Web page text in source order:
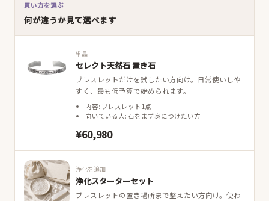
買い方を選ぶ
何が違うか見て選べます
単品
セレクト天然石 置き石
ブレスレットだけを試したい方向け。日常使いしや
すく、最も低予算で始められます。
内容: ブレスレット1点
向いている人: 石をまず身につけたい方
¥60,980
浄化を追加
浄化スターターセット
ブレスレットの置き場所まで整えたい方向け。使わ